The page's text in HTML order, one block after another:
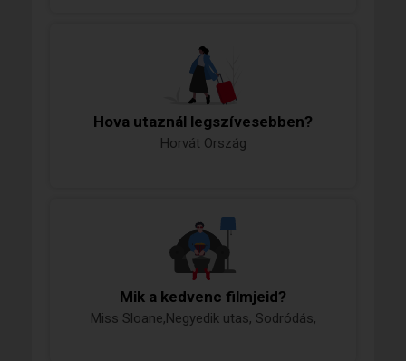
Hova utaznál legszívesebben?
Horvát Ország
Mik a kedvenc filmjeid?
Miss Sloane,Negyedik utas, Sodródás,